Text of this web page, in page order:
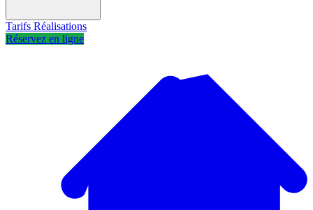
Tarifs Réalisations
Réservez en ligne